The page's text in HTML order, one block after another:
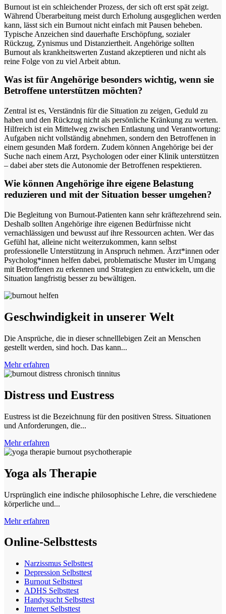
Burnout ist ein schleichender Prozess, der sich oft erst spät zeigt.
Während Überarbeitung meist durch Erholung ausgeglichen werden
kann, lässt sich ein Burnout nicht einfach mit Pausen beheben.
Typische Anzeichen sind dauerhafte Erschöpfung, sozialer
Rückzug, Zynismus und Distanziertheit. Angehörige sollten
Burnout als krankheitswerten Zustand akzeptieren und nicht als
reine Folge von zu viel Arbeit abtun.
Was ist für Angehörige besonders wichtig, wenn sie
Betroffene unterstützen möchten?
Zentral ist es, Verständnis für die Situation zu zeigen, Geduld zu
haben und den Rückzug nicht als persönliche Kränkung zu werten.
Hilfreich ist ein Mittelweg zwischen Entlastung und Verantwortung:
Aufgaben nicht vollständig abnehmen, sondern den Betroffenen in
einem gesunden Maß fordern. Zudem können Angehörige bei der
Suche nach einem Arzt, Psychologen oder einer Klinik unterstützen
– dabei aber stets die Autonomie der Betroffenen respektieren.
Wie können Angehörige ihre eigene Belastung
reduzieren und mit der Situation besser umgehen?
Die Begleitung von Burnout-Patienten kann sehr kräftezehrend sein.
Deshalb sollten Angehörige ihre eigenen Bedürfnisse nicht
vernachlässigen und bewusst auf ihre Ressourcen achten. Wer das
Gefühl hat, alleine nicht weiterzukommen, kann selbst
professionelle Unterstützung in Anspruch nehmen. Ärzt*innen oder
Psycholog*innen helfen dabei, problematische Muster im Umgang
mit Betroffenen zu erkennen und Strategien zu entwickeln, um die
Situation langfristig besser zu bewältigen.
Geschwindigkeit in unserer Welt
Die Ansprüche, die in dieser schnelllebigen Zeit an Menschen
gestellt werden, sind hoch. Das kann...
Mehr erfahren
Distress und Eustress
Eustress ist die Bezeichnung für den positiven Stress. Situationen
und Anforderungen, die...
Mehr erfahren
Yoga als Therapie
Ursprünglich eine indische philosophische Lehre, die verschiedene
körperliche und...
Mehr erfahren
Online-Selbsttests
Narzissmus Selbsttest
Depression Selbsttest
Burnout Selbsttest
ADHS Selbsttest
Handysucht Selbsttest
Internet Selbsttest